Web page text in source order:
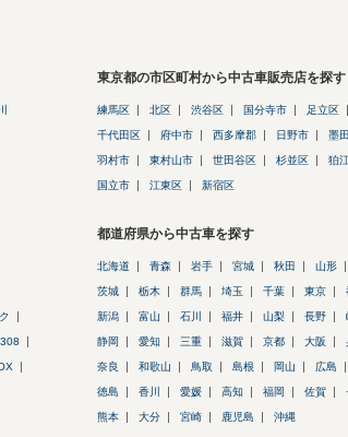
東京都の市区町村から中古車販売店を探す
練馬区 北区 渋谷区 国分寺市 足立区
千代田区 府中市 西多摩郡 日野市 墨
羽村市 東村山市 世田谷区 杉並区 狛
国立市 江東区 新宿区
308
都道府県から中古車を探す
北海道 青森 岩手 宮城 秋田 山形
茨城 栃木 群馬 埼玉 千葉 東京
新潟 富山 石川 福井 山梨 長野
静岡 愛知 三重 滋賀 京都 大阪
奈良 和歌山 鳥取 島根 岡山 広島
徳島 香川 愛媛 高知 福岡 佐賀
熊本 大分 宮崎 鹿児島 沖縄